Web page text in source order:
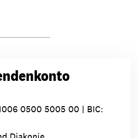
0500 5005 00 | BIC: